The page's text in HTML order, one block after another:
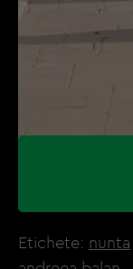
Etichete: nunta